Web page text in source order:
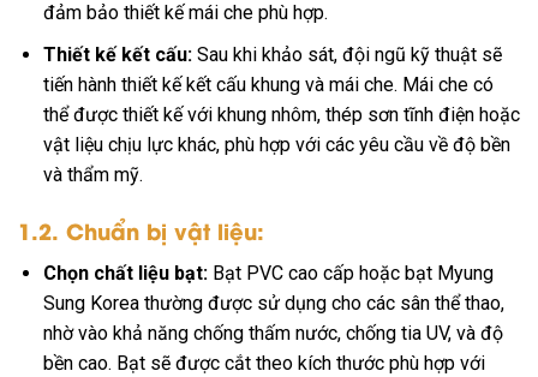
đảm bảo thiết kế mái che phù hợp.
Thiết kế kết cấu:Sau khi khảo sát, đội ngũ kỹ thuật sẽ
tiến hành thiết kế kết cấu khung và mái che. Mái che có
thể được thiết kế với khung nhôm, thép sơn tĩnh điện hoặc
vật liệu chịu lực khác, phù hợp với các yêu cầu về độ bền
và thẩm mỹ.
1.2. Chuẩn bị vật liệu:
Chọn chất liệu bạt:Bạt PVC cao cấp hoặc bạt Myung
Sung Korea thường được sử dụng cho các sân thể thao,
nhờ vào khả năng chống thấm nước, chống tia UV, và độ
bền cao. Bạt sẽ được cắt theo kích thước phù hợp với